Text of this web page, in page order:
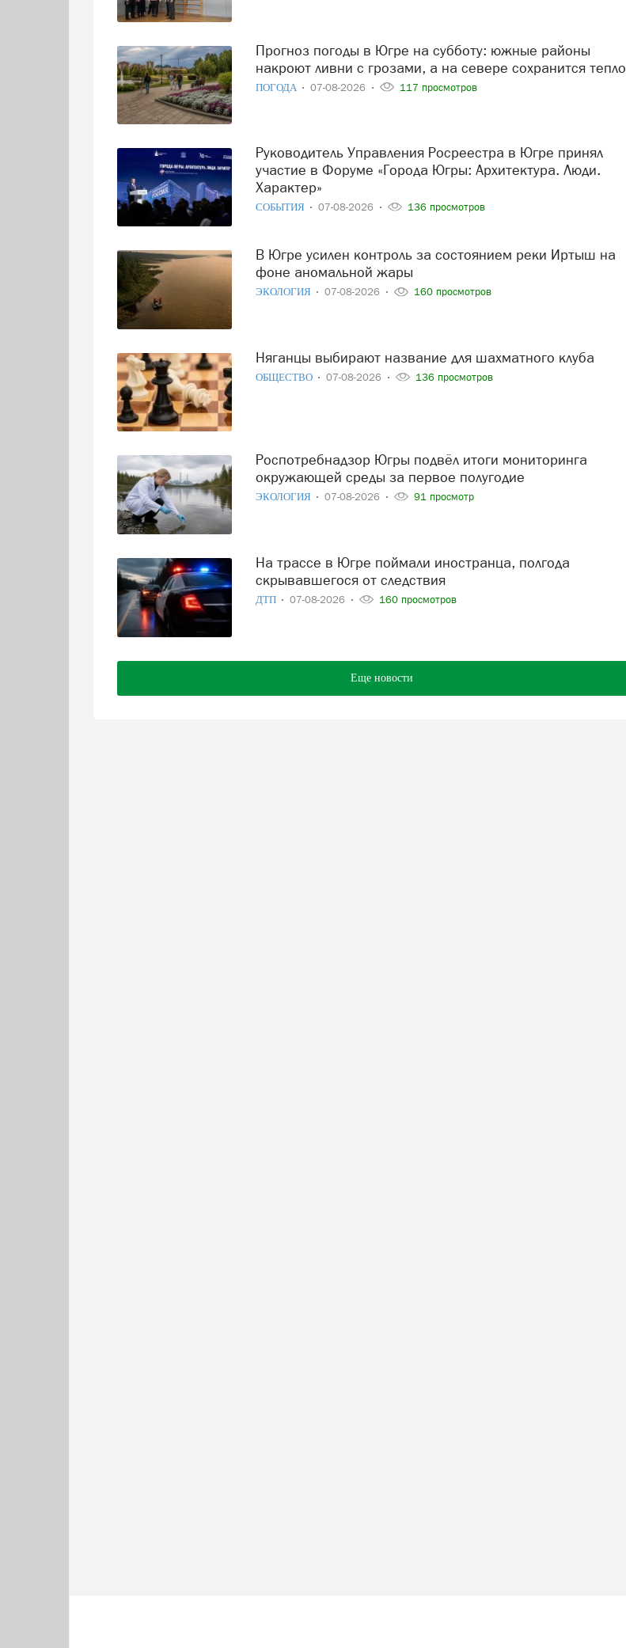
Прогноз погоды в Югре на субботу: южные районы
накроют ливни с грозами, а на севере сохранится тепло
ПОГОДА 07-08-2026 117 просмотров
Руководитель Управления Росреестра в Югре принял
участие в Форуме «Города Югры: Архитектура. Люди.
Характер»
СОБЫТИЯ 07-08-2026 136 просмотров
В Югре усилен контроль за состоянием реки Иртыш на
фоне аномальной жары
ЭКОЛОГИЯ 07-08-2026 160 просмотров
Няганцы выбирают название для шахматного клуба
ОБЩЕСТВО 07-08-2026 136 просмотров
Роспотребнадзор Югры подвёл итоги мониторинга
окружающей среды за первое полугодие
ЭКОЛОГИЯ 07-08-2026 91 просмотр
На трассе в Югре поймали иностранца, полгода
скрывавшегося от следствия
ДТП 07-08-2026 160 просмотров
Еще новости